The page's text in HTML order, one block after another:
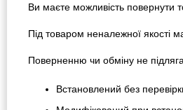
Ви маєте можливість повернути
Під товаром неналежної якості
Поверненню чи обміну не
Встановлений без